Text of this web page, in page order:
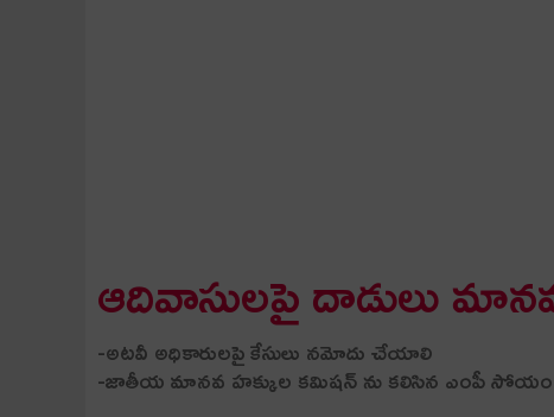
ఆదివాసులపై దాడులు
-అటవీ అధికారులపై కేసులు నమోదు చేయాలి
-జాతీయ మానవ హక్కుల కమిషన్ ను కలిసిన ఎంపీ